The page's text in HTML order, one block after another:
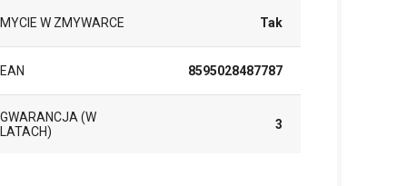
MYCIE W ZMYWARCE Tak
EAN 8595028487787
GWARANCJA (W
LATACH)
3